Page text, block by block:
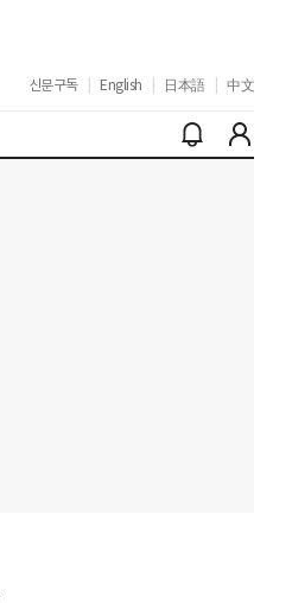
신문구독 English 日本語 中文